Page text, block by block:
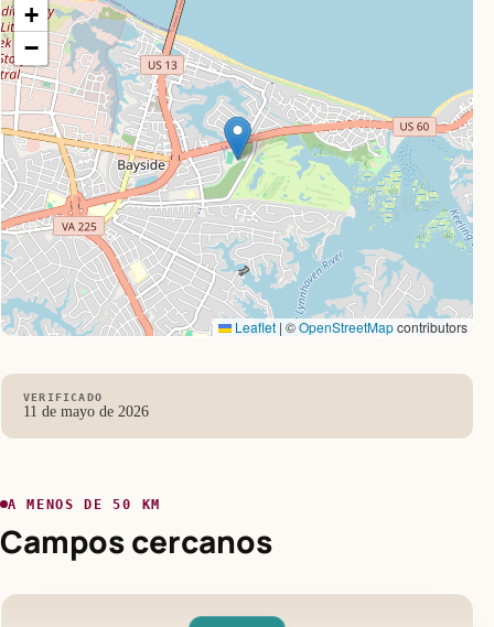
+
−
Leaflet | ©OpenStreetMapcontributors
VERIFICADO
11 de mayo de 2026
A MENOS DE 50 KM
Campos cercanos